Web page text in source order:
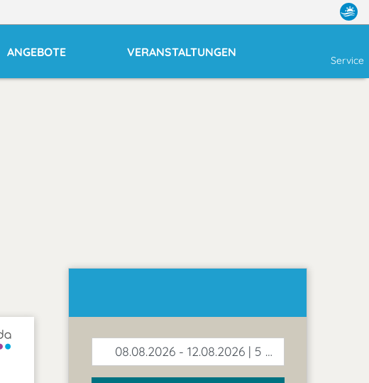
ANGEBOTE VERANSTALTUNGEN
Service
08.08.2026 - 12.08.2026 | 5 Tage